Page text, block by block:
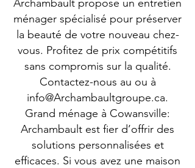
Archambault propose un entretien
ménager spécialisé pour préserver
la beauté de votre nouveau chez-
vous. Profitez de prix compétitifs
sans compromis sur la qualité.
Contactez-nous au ou à
info@Archambaultgroupe.ca.
Grand ménage à Cowansville:
Archambault est fier d’offrir des
solutions personnalisées et
efficaces. Si vous avez une maison